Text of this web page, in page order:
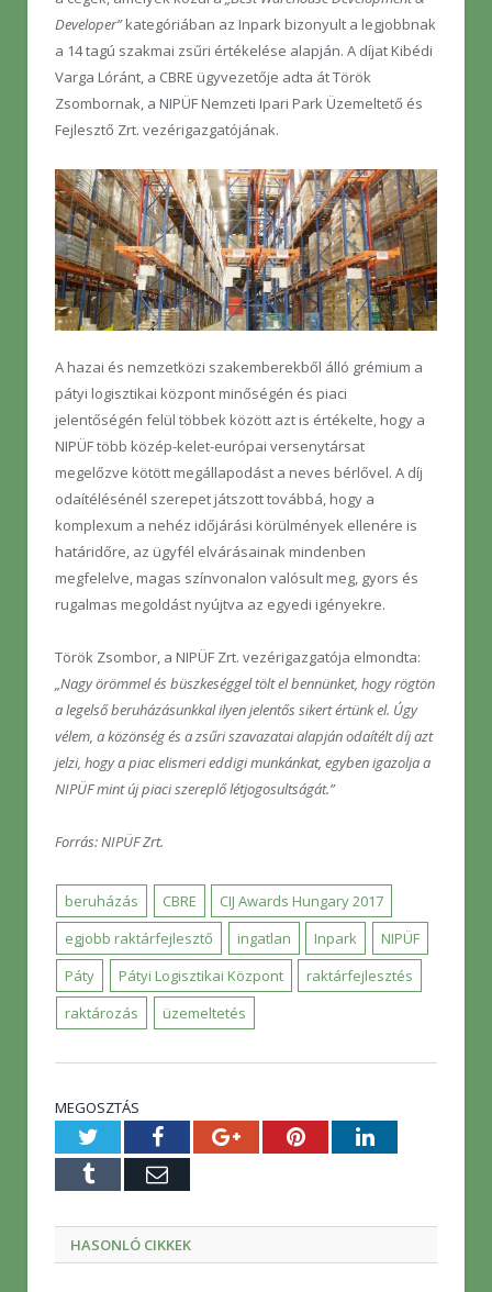
Developer”kategóriában az Inpark bizonyult a legjobbnak
a 14 tagú szakmai zsűri értékelése alapján. A díjat Kibédi
Varga Lóránt, a CBRE ügyvezetője adta át Török
Zsombornak, a NIPÜF Nemzeti Ipari Park Üzemeltető és
Fejlesztő Zrt. vezérigazgatójának.
A hazai és nemzetközi szakemberekből álló grémium a
pátyi logisztikai központ minőségén és piaci
jelentőségén felül többek között azt is értékelte, hogy a
NIPÜF több közép-kelet-európai versenytársat
megelőzve kötött megállapodást a neves bérlővel. A díj
odaítélésénél szerepet játszott továbbá, hogy a
komplexum a nehéz időjárási körülmények ellenére is
határidőre, az ügyfél elvárásainak mindenben
megfelelve, magas színvonalon valósult meg, gyors és
rugalmas megoldást nyújtva az egyedi igényekre.
Török Zsombor, a NIPÜF Zrt. vezérigazgatója elmondta:
„Nagy örömmel és büszkeséggel tölt el bennünket, hogy rögtön
a legelső beruházásunkkal ilyen jelentős sikert értünk el. Úgy
vélem, a közönség és a zsűri szavazatai alapján odaítélt díj azt
jelzi, hogy a piac elismeri eddigi munkánkat, egyben igazolja a
NIPÜF mint új piaci szereplő létjogosultságát.”
Forrás: NIPÜF Zrt.
beruházás CBRE
CIJ Awards Hungary 2017
egjobb raktárfejlesztő
ingatlan Inpark
NIPÜF
Páty
Pátyi Logisztikai Központ
raktárfejlesztés
raktározás
üzemeltetés
MEGOSZTÁS
TwitterFacebookGoogle+PinterestLinkedIn
Tumblr E-
HASONLÓ CIKKEK